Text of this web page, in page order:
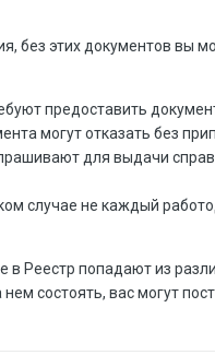
без этих документов вы
предоставить
могут отказать без
для выдачи
случае не каждый
в Реестр попадают из
состоять, вас могут